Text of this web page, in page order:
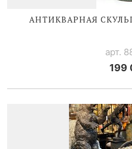
АНТИКВАРНАЯ
арт.
199